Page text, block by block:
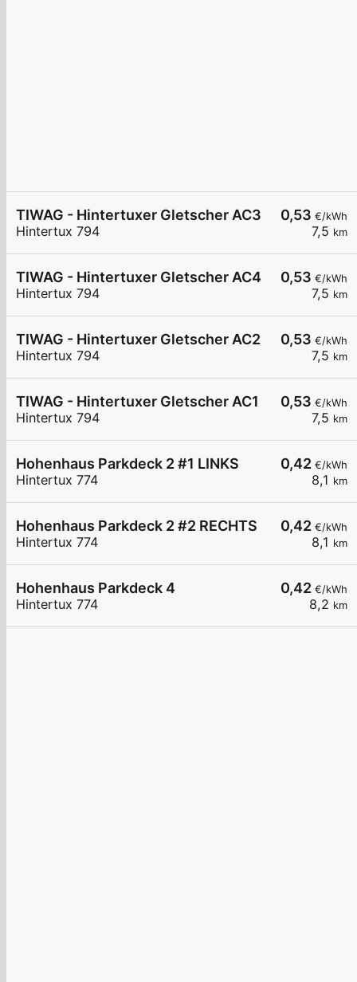
0,53 €/kWh
7,5 km
TIWAG - Hintertuxer Gletscher AC3
Hintertux 794
0,53 €/kWh
7,5 km
TIWAG - Hintertuxer Gletscher AC4
Hintertux 794
0,53 €/kWh
7,5 km
TIWAG - Hintertuxer Gletscher AC2
Hintertux 794
0,53 €/kWh
7,5 km
TIWAG - Hintertuxer Gletscher AC1
Hintertux 794
0,42 €/kWh
8,1 km
Hohenhaus Parkdeck 2 #1 LINKS
Hintertux 774
0,42 €/kWh
8,1 km
Hohenhaus Parkdeck 2 #2 RECHTS
Hintertux 774
0,42 €/kWh
8,2 km
Hohenhaus Parkdeck 4
Hintertux 774